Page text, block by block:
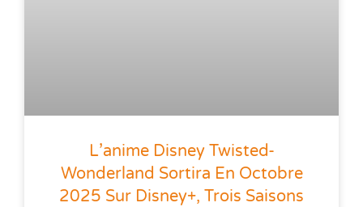
L’anime Disney Twisted-
Wonderland Sortira En Octobre
2025 Sur Disney+, Trois Saisons